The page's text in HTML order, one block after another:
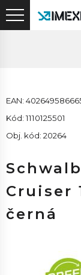
EAN:
Kód: 1110125501
Obj. kód: 20264
Cruiser
černá